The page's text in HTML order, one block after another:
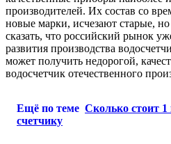
производителей. Их состав со
новые марки, исчезают старые,
сказать, что российский рынок
развития производства
может получить недорогой,
водосчетчик отечественного
Ещё по теме Сколько стоит
счетчику